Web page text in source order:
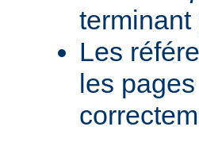
terminant
Les
les